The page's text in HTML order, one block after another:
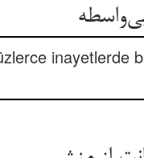
inayetlerde